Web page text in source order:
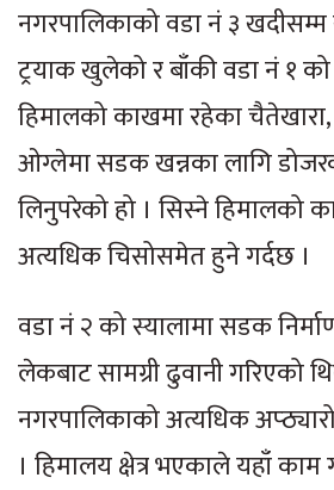
नगरपालिकाको वडा नं ३
ट्रयाक खुलेको र बाँकी वडा नं १
हिमालको काखमा रहेका
ओग्लेमा सडक खन्नका लागि
लिनुपरेको हो । सिस्ने हिमालको
अत्यधिक चिसोसमेत हुने गर्दछ ।
वडा नं २ को स्यालामा सडक
लेकबाट सामग्री ढुवानी गरिएको
नगरपालिकाको अत्यधिक
। हिमालय क्षेत्र भएकाले यहाँ काम